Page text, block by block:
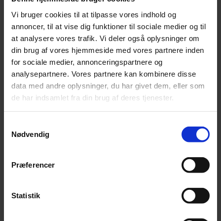
Vi bruger cookies til at tilpasse vores indhold og
annoncer, til at vise dig funktioner til sociale medier og til
at analysere vores trafik. Vi deler også oplysninger om
din brug af vores hjemmeside med vores partnere inden
for sociale medier, annonceringspartnere og
analysepartnere. Vores partnere kan kombinere disse
data med andre oplysninger, du har givet dem, eller som
de har indsamlet fra din brug af deres tjenester.
Nødvendig
Præferencer
Statistik
16.500
UDDANNEDE GUIDER
5